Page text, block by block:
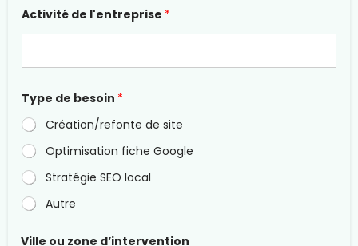
p
r
i
e
'
e
n
t
r
e
p
r
i
s
Activité de l'entreprise *
Type de besoin *
Création/refonte de site
Optimisation fiche Google
Stratégie SEO local
Autre
Ville ou zone d’intervention